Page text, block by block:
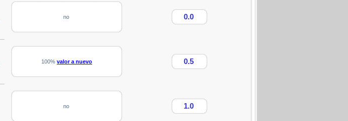
no 0.0
100% valor a nuevo 0.5
no 1.0